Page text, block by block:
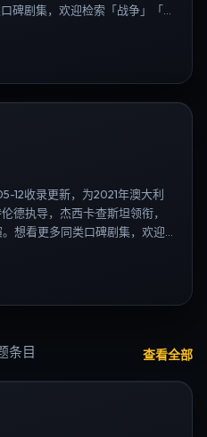
碑剧集，欢迎检索「战争」「法
集、日剧高清等长尾词。
12收录更新，为2021年澳大利
德执导，杰西卡·查斯坦领衔，
。想看更多同类口碑剧集，欢迎
索日韩电视剧、韩剧全集、日剧
条目 查看全部